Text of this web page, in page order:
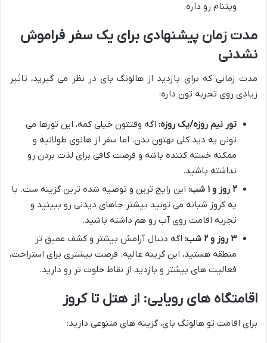
ویتنام رو داره.
مدت زمان پیشنهادی برای یک سفر فراموش
نشدنی
مدت زمانی که برای بازدید از هالونگ بای در نظر می گیرید، تاثیر
زیادی روی تجربه تون داره:
تور نیم روزه/یک روزه: اگه وقتتون خیلی کمه، این تورها می
تونن یه دید کلی بهتون بدن. اما سفر از هانوی طولانیه و
ممکنه خسته کننده باشه و فرصت کافی برای لذت بردن رو
نداشته باشید.
۲ روز و ۱ شب:
این رایج ترین و توصیه شده ترین گزینه ست. با
یه کروز شبانه می تونید بیشتر جاهای دیدنی رو ببینید و
تجربه اقامت روی آب رو هم داشته باشید.
۳ روز و ۲ شب:
اگه دنبال آرامش بیشتر و کشف عمیق تر
منطقه هستید، این گزینه عالیه. فرصت بیشتری برای استراحت،
فعالیت های بیشتر و بازدید از نقاط خلوت تر رو دارید.
اقامتگاه های رویایی: از هتل تا کروز
برای اقامت تو هالونگ بای، گزینه های متنوعی دارید: